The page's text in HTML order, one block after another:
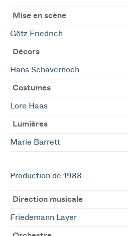
Mise en scène
Götz Friedrich
Décors
Hans Schavernoch
Costumes
Lore Haas
Lumières
Marie Barrett
Production de 1988
Direction musicale
Friedemann Layer